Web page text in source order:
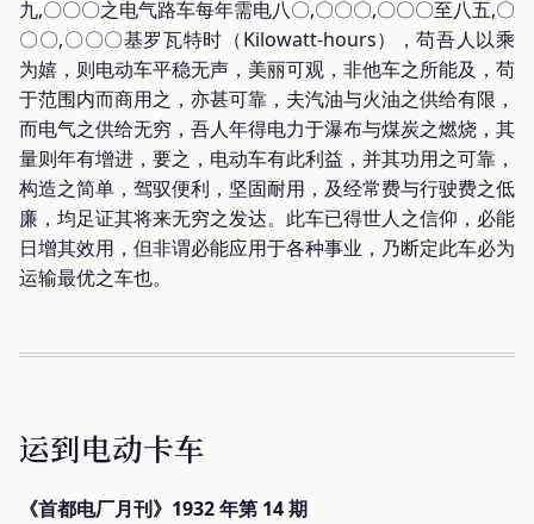
九,〇〇〇之电气路车每年需电八〇,〇〇〇,〇〇〇至八五,〇
〇〇,〇〇〇基罗瓦特时（Kilowatt-hours），苟吾人以乘
为嬉，则电动车平稳无声，美丽可观，非他车之所能及，苟
于范围内而商用之，亦甚可靠，夫汽油与火油之供给有限，
而电气之供给无穷，吾人年得电力于瀑布与煤炭之燃烧，其
量则年有增进，要之，电动车有此利益，并其功用之可靠，
构造之简单，驾驭便利，坚固耐用，及经常费与行驶费之低
廉，均足证其将来无穷之发达。此车已得世人之信仰，必能
日增其效用，但非谓必能应用于各种事业，乃断定此车必为
运输最优之车也。
运到电动卡车
《首都电厂月刊》1932 年第 14 期